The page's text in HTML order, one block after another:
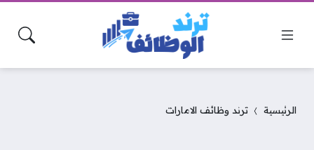
الرئيسية ترند وظائف الامارات